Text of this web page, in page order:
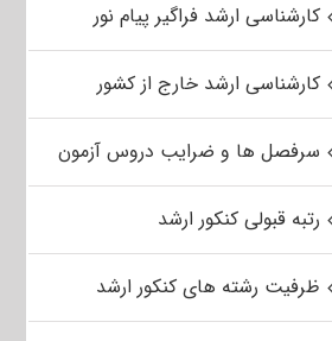
کارشناسی ارشد فراگیر پیام نور
کارشناسی ارشد خارج از کشور
سرفصل ها و ضرایب دروس آزمون
رتبه قبولی کنکور ارشد
ظرفیت رشته های کنکور ارشد